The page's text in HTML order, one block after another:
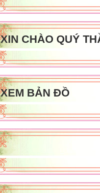
XIN CHÀO QUÝ
XEM BẢN ĐỒ